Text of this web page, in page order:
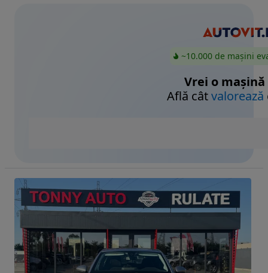
~10.000 de mașini
Vrei o mașină
Află câtvalorează